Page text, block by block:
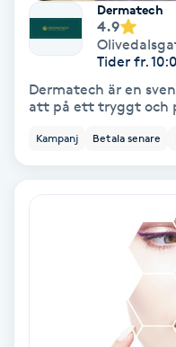
Melasma
Mesoterapi
MicroPen
Nagelförlängning
Dermatech
4.9
Tider fr.
Dermatech är en
att på ett tryggt och
Kampanj Betala senare